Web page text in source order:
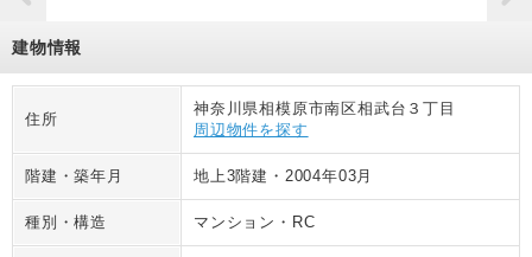
建物情報
住所
神奈川県相模原市南区相武台３丁目
周辺物件を探す
階建・築年月 地上3階建 ・ 2004年03月
種別・構造 マンション ・ RC